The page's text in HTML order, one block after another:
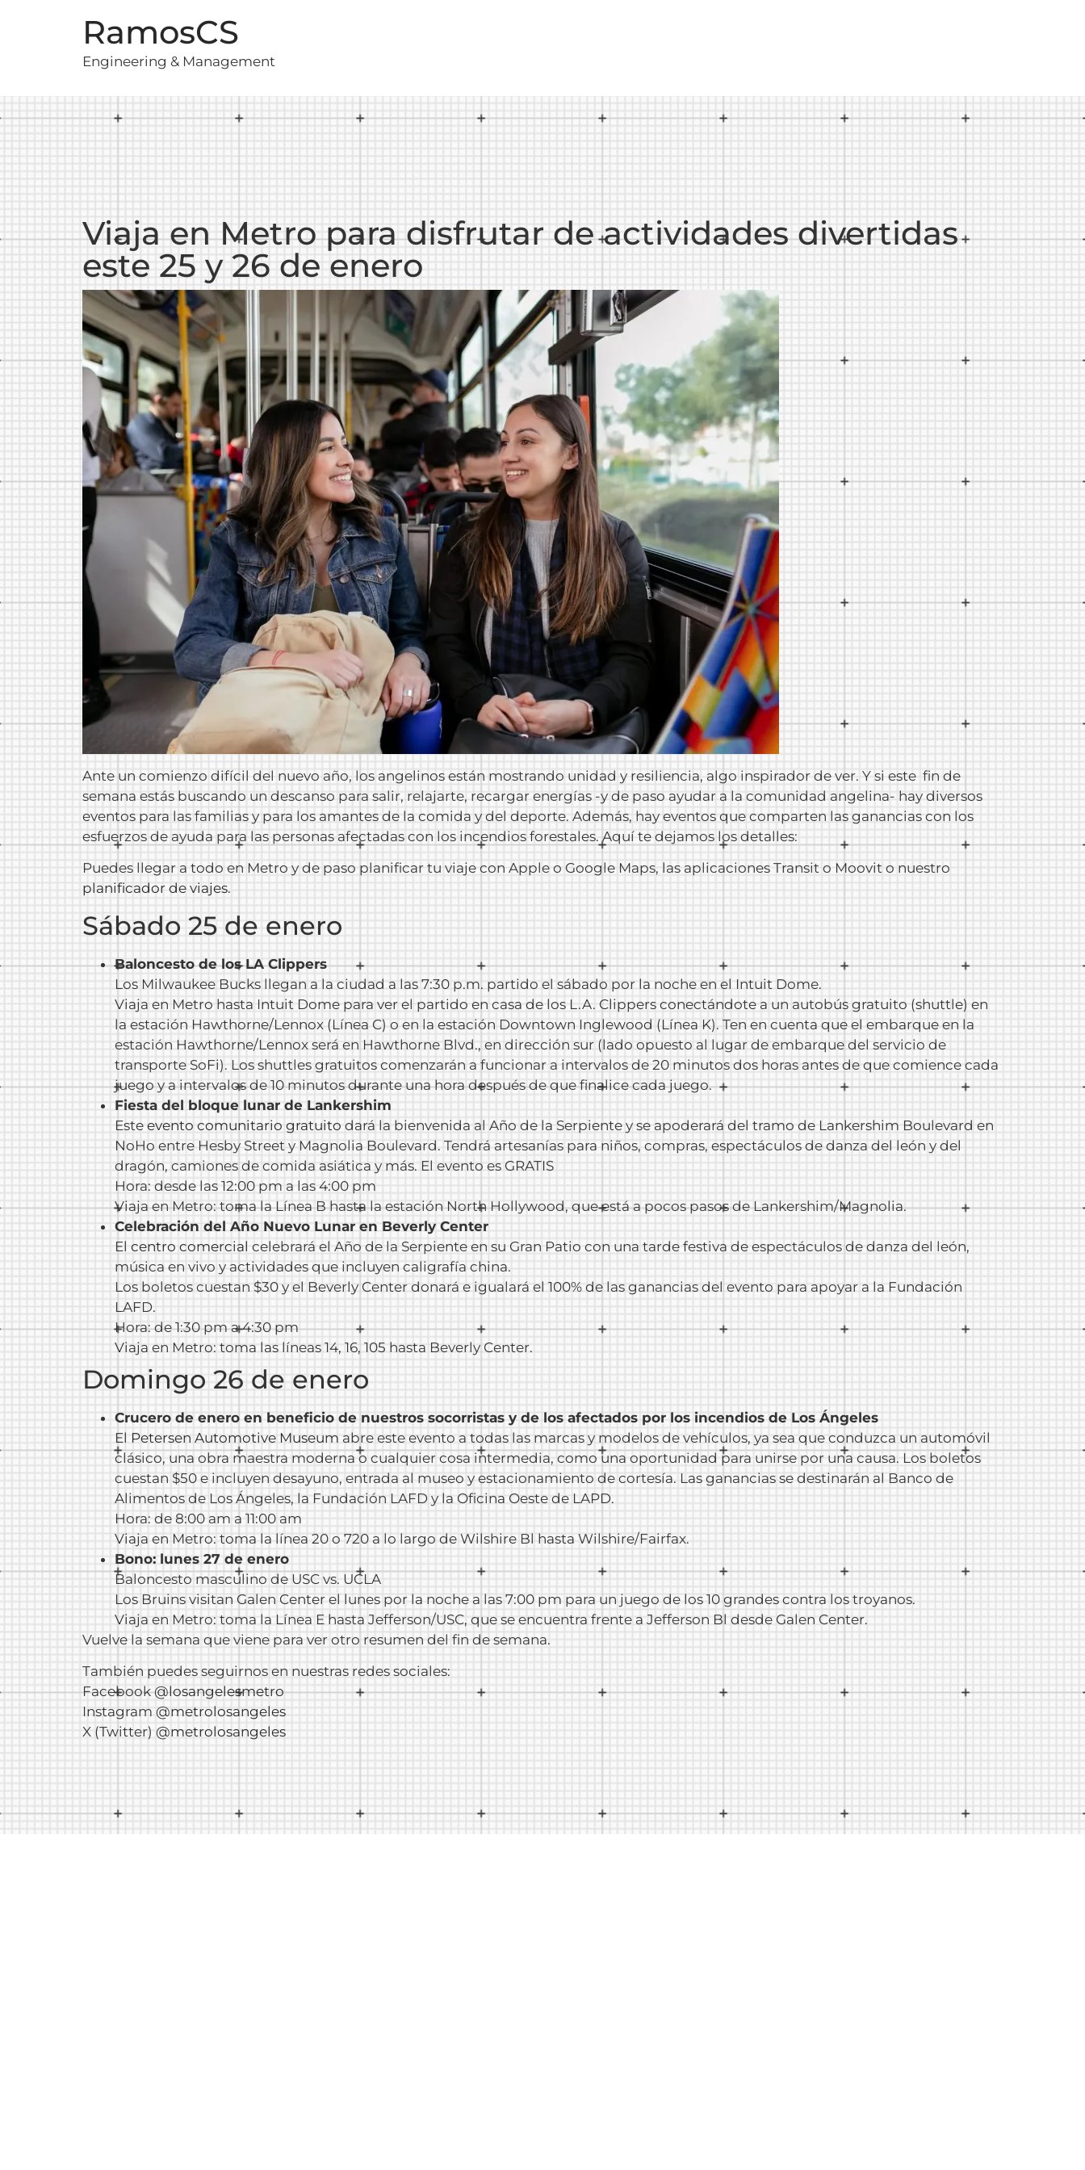
RamosCS
Engineering & Management
Viaja en Metro para disfrutar de actividades divertidas
este 25 y 26 de enero
Ante un comienzo difícil del nuevo año, los angelinos están mostrando unidad y resiliencia, algo inspirador de ver. Y si este fin de
semana estás buscando un descanso para salir, relajarte, recargar energías -y de paso ayudar a la comunidad angelina- hay diversos
eventos para las familias y para los amantes de la comida y del deporte. Además, hay eventos que comparten las ganancias con los
esfuerzos de ayuda para las personas afectadas con los incendios forestales. Aquí te dejamos los detalles:
Puedes llegar a todo en Metro y de paso planificar tu viaje con Apple o Google Maps, las aplicaciones Transit o Moovit o nuestro
planificador de viajes.
Sábado 25 de enero
Baloncesto de los LA Clippers
Los Milwaukee Bucks llegan a la ciudad a las 7:30 p.m. partido el sábado por la noche en el Intuit Dome.
Viaja en Metro hasta Intuit Dome para ver el partido en casa de los L.A. Clippers conectándote a un autobús gratuito (shuttle) en
la estación Hawthorne/Lennox (Línea C) o en la estación Downtown Inglewood (Línea K). Ten en cuenta que el embarque en la
estación Hawthorne/Lennox será en Hawthorne Blvd., en dirección sur (lado opuesto al lugar de embarque del servicio de
transporte SoFi). Los shuttles gratuitos comenzarán a funcionar a intervalos de 20 minutos dos horas antes de que comience cada
juego y a intervalos de 10 minutos durante una hora después de que finalice cada juego.
Fiesta del bloque lunar de Lankershim
Este evento comunitario gratuito dará la bienvenida al Año de la Serpiente y se apoderará del tramo de Lankershim Boulevard en
NoHo entre Hesby Street y Magnolia Boulevard. Tendrá artesanías para niños, compras, espectáculos de danza del león y del
dragón, camiones de comida asiática y más. El evento es GRATIS
Hora: desde las 12:00 pm a las 4:00 pm
Viaja en Metro: toma la Línea B hasta la estación North Hollywood, que está a pocos pasos de Lankershim/Magnolia.
Celebración del Año Nuevo Lunar en Beverly Center
El centro comercial celebrará el Año de la Serpiente en su Gran Patio con una tarde festiva de espectáculos de danza del león,
música en vivo y actividades que incluyen caligrafía china.
Los boletos cuestan $30 y el Beverly Center donará e igualará el 100% de las ganancias del evento para apoyar a la Fundación
LAFD.
Hora: de 1:30 pm a 4:30 pm
Viaja en Metro: toma las líneas 14, 16, 105 hasta Beverly Center.
Domingo 26 de enero
Crucero de enero en beneficio de nuestros socorristas y de los afectados por los incendios de Los Ángeles
El Petersen Automotive Museum abre este evento a todas las marcas y modelos de vehículos, ya sea que conduzca un automóvil
clásico, una obra maestra moderna o cualquier cosa intermedia, como una oportunidad para unirse por una causa. Los boletos
cuestan $50 e incluyen desayuno, entrada al museo y estacionamiento de cortesía. Las ganancias se destinarán al Banco de
Alimentos de Los Ángeles, la Fundación LAFD y la Oficina Oeste de LAPD.
Hora: de 8:00 am a 11:00 am
Viaja en Metro: toma la línea 20 o 720 a lo largo de Wilshire Bl hasta Wilshire/Fairfax.
Bono: lunes 27 de enero
Baloncesto masculino de USC vs. UCLA
Los Bruins visitan Galen Center el lunes por la noche a las 7:00 pm para un juego de los 10 grandes contra los troyanos.
Viaja en Metro: toma la Línea E hasta Jefferson/USC, que se encuentra frente a Jefferson Bl desde Galen Center.
Vuelve la semana que viene para ver otro resumen del fin de semana.
También puedes seguirnos en nuestras redes sociales:
Facebook@losangelesmetro
Instagram @metrolosangeles
X (Twitter) @metrolosangeles